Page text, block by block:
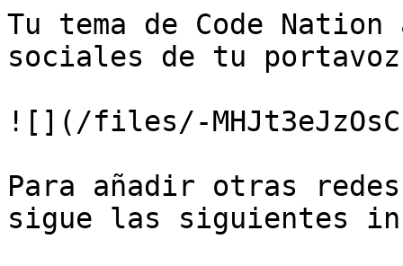
Tu tema de Code
sociales de tu portavoz
![](/files/-
Para añadir otras
sigue las siguientes